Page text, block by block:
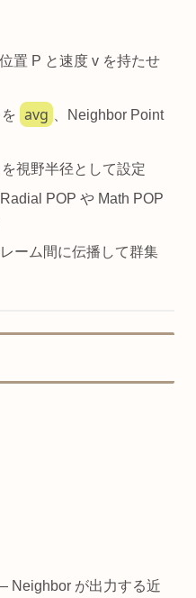
置 P と速度 v を持たせ
avg
、Neighbor Point
視野半径として設定
POP や Math POP
ーム間に伝播して群集
Neighbor が出力する近